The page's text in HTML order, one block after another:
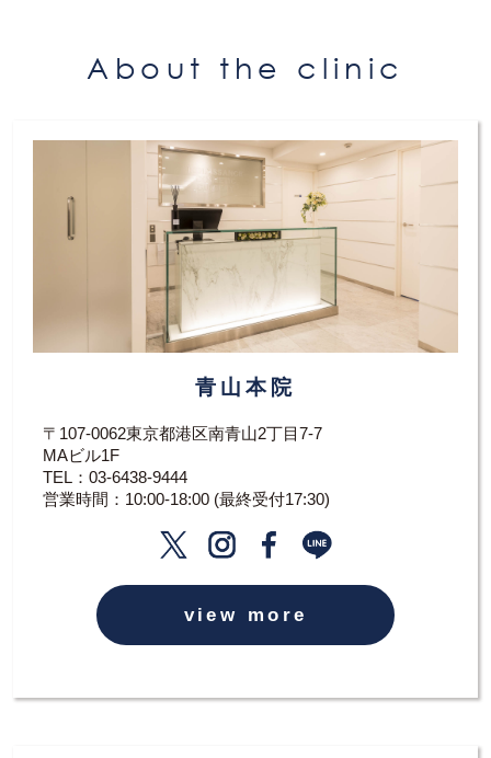
About the clinic
青山本院
〒107-0062東京都港区南青山2丁目7-7
MAビル1F
TEL： 03-6438-9444
営業時間：10:00-18:00 (最終受付17:30)
view more